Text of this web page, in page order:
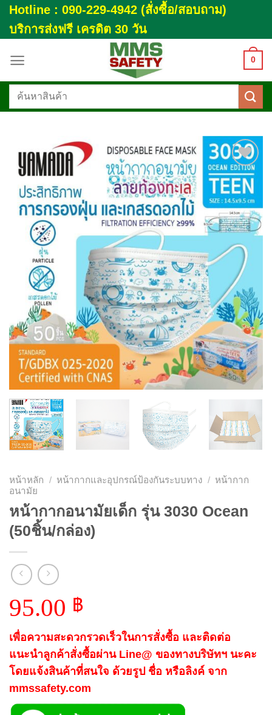
Skip
to
content
Hotline : 090-229-4942 (สั่งซื้อ/สอบถาม)
บริการส่งฟรี เครดิต 30 วัน
0
ค้นหา:
Add to
wishlist
หน้าหลัก / หน้ากากและอุปกรณ์ป้องกันระบบทาง / หน้ากาก
อนามัย
หน้ากากอนามัยเด็ก รุ่น 3030 Ocean
(50ชิ้น/กล่อง)
95.00 ฿
เพื่อความสะดวกรวดเร็วในการสั่งซื้อ และติดต่อ
แนะนำลูกค้าสั่งซื้อผ่าน Line@ ของทางบริษัทฯ นะคะ
โดยแจ้งสินค้าที่สนใจ ด้วยรูป ชื่อ หรือลิงค์ จาก
mmssafety.com